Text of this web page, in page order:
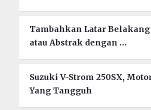
Tambahkan Latar Belakang
atau Abstrak dengan …
Suzuki V-Strom 250SX,
Yang Tangguh